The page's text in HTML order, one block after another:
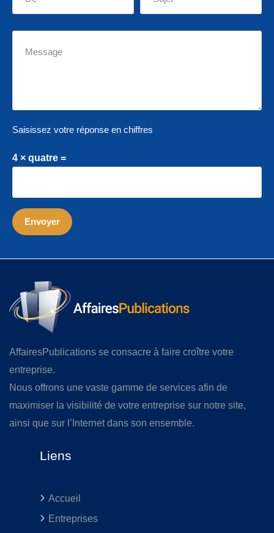
Saisissez votre réponse en chiffres
4 × quatre =
AffairesPublications se consacre à faire croître votre
entreprise.
Nous offrons une vaste gamme de services afin de
maximiser la visibilité de votre entreprise sur notre site,
ainsi que sur l’Internet dans son ensemble.
Liens
Accueil
Entreprises